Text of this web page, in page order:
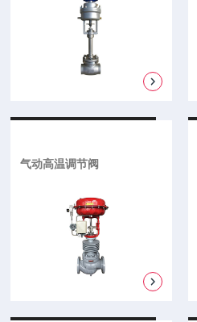
气动高温调节阀